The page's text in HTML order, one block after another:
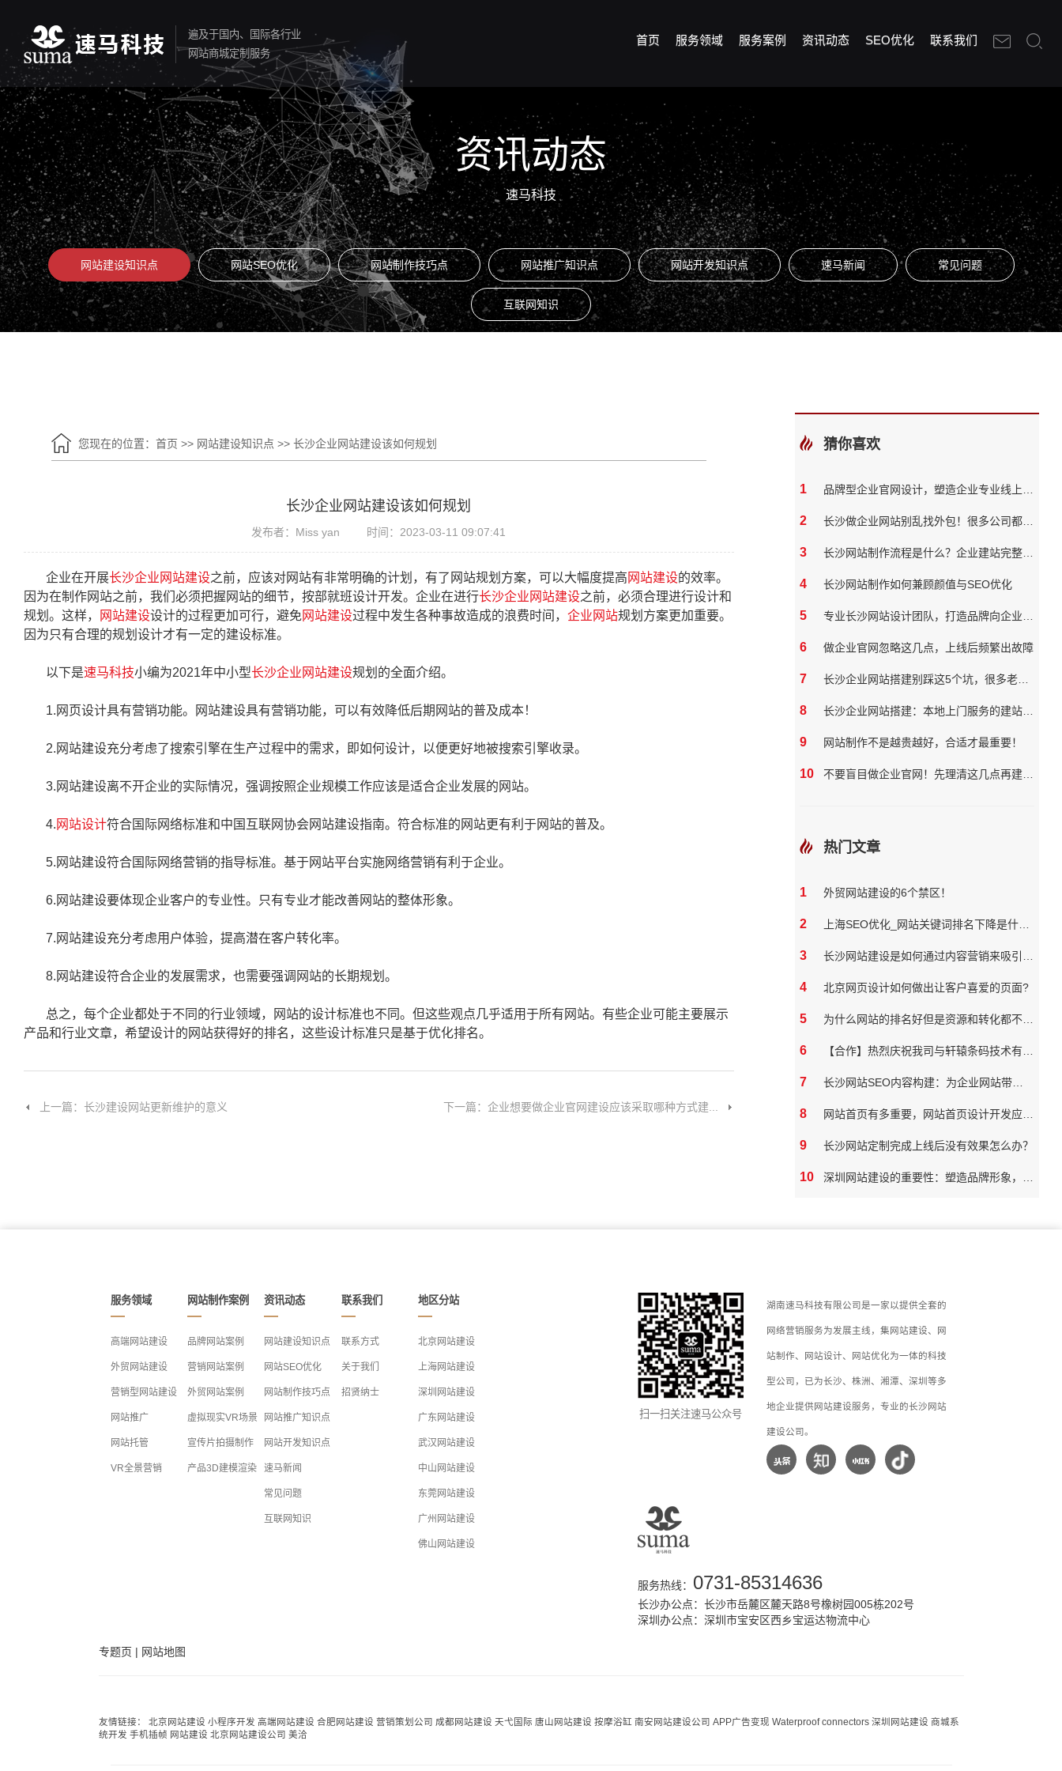
遍及于国内、国际各行业
网站商城定制服务
首页 服务领域 服务案例 资讯动态 SEO优化 联系我们
资讯动态
速马科技
网站建设知识点 网站SEO优化 网站制作技巧点 网站推广知识点 网站开发知识点 速马新闻 常见问题
互联网知识
您现在的位置： 首页 >> 网站建设知识点 >> 长沙企业网站建设该如何规划
长沙企业网站建设该如何规划
发布者：Miss yan 时间：2023-03-11 09:07:41
企业在开展长沙企业网站建设之前，应该对网站有非常明确的计划，有了网站规划方案，可以大幅度提高 网站建设的效率。
因为在制作网站之前，我们必须把握网站的细节，按部就班设计开发。企业在进行长沙企业网站建设之前，必须合理进行设计和
规划。这样，
网站建设设计的过程更加可行，避免网站建设过程中发生各种事故造成的浪费时间， 企业网站规划方案更加重要。
因为只有合理的规划设计才有一定的建设标准。
以下是速马科技小编为2021年中小型长沙企业网站建设规划的全面介绍。
1.网页设计具有营销功能。网站建设具有营销功能，可以有效降低后期网站的普及成本！
2.网站建设充分考虑了搜索引擎在生产过程中的需求，即如何设计，以便更好地被搜索引擎收录。
3.网站建设离不开企业的实际情况，强调按照企业规模工作应该是适合企业发展的网站。
4. 网站设计符合国际网络标准和中国互联网协会网站建设指南。符合标准的网站更有利于网站的普及。
5.网站建设符合国际网络营销的指导标准。基于网站平台实施网络营销有利于企业。
6.网站建设要体现企业客户的专业性。只有专业才能改善网站的整体形象。
7.网站建设充分考虑用户体验，提高潜在客户转化率。
8.网站建设符合企业的发展需求，也需要强调网站的长期规划。
总之，每个企业都处于不同的行业领域，网站的设计标准也不同。但这些观点几乎适用于所有网站。有些企业可能主要展示
产品和行业文章，希望设计的网站获得好的排名，这些设计标准只是基于优化排名。
上一篇：长沙建设网站更新维护的意义 下一篇：企业想要做企业官网建设应该采取哪种方式建...
猜你喜欢
1
2
3
4 长沙网站制作如何兼顾颜值与SEO优化
5
6 做企业官网忽略这几点，上线后频繁出故障
7
8
9 网站制作不是越贵越好，合适才最重要！
10
热门文章
1 外贸网站建设的6个禁区！
2
3
4 北京网页设计如何做出让客户喜爱的页面?
5
6
7
8
9 长沙网站定制完成上线后没有效果怎么办？
10
服务领域
高端网站建设
外贸网站建设
营销型网站建设
网站推广
网站托管
VR全景营销
网站制作案例
品牌网站案例
营销网站案例
外贸网站案例
虚拟现实VR场景
宣传片拍摄制作
产品3D建模渲染
资讯动态
网站建设知识点
网站SEO优化
网站制作技巧点
网站推广知识点
网站开发知识点
速马新闻
常见问题
互联网知识
联系我们
联系方式
关于我们
招贤纳士
地区分站
北京网站建设
上海网站建设
深圳网站建设
广东网站建设
武汉网站建设
中山网站建设
东莞网站建设
广州网站建设
佛山网站建设
扫一扫关注速马公众号
湖南速马科技有限公司是一家以提供全套的
网络营销服务为发展主线，集网站建设、网
站制作、网站设计、网站优化为一体的科技
型公司，已为长沙、株洲、湘潭、深圳等多
地企业提供网站建设服务，专业的长沙网站
建设公司。
服务热线： 0731-85314636
长沙办公点：长沙市岳麓区麓天路8号橡树园005栋202号
深圳办公点：深圳市宝安区西乡宝运达物流中心
专题页 | 网站地图
友情链接： 北京网站建设 小程序开发 高端网站建设 合肥网站建设 营销策划公司 成都网站建设 天弋国际 唐山网站建设 按摩浴缸 南安网站建设公司 APP广告变现 Waterproof connectors 深圳网站建设 商城系
统开发 手机插帧 网站建设 北京网站建设公司 美洽